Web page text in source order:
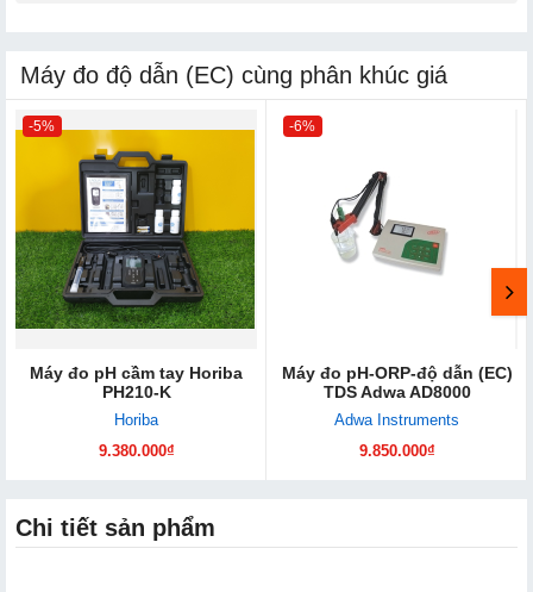
Máy đo độ dẫn (EC) cùng phân khúc giá
-5%
Máy đo pH cầm tay Horiba
PH210-K
Horiba
9.380.000₫
-6%
Máy đo pH-ORP-độ dẫn (EC)
TDS Adwa AD8000
Adwa Instruments
9.850.000₫
Chi tiết sản phẩm